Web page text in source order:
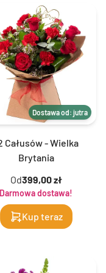
Dostawa od: jutra
Całusów - Wielka
Brytania
Od399,00 zł
Darmowa dostawa!
Kup teraz